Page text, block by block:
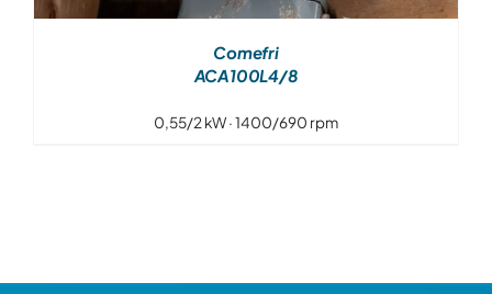
Comefri
ACA100L4/8
0,55/2 kW · 1400/690 rpm